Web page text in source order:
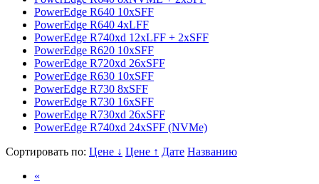
PowerEdge R640 10xSFF
PowerEdge R640 4xLFF
PowerEdge R740xd 12xLFF + 2xSFF
PowerEdge R620 10xSFF
PowerEdge R720xd 26xSFF
PowerEdge R630 10xSFF
PowerEdge R730 8xSFF
PowerEdge R730 16xSFF
PowerEdge R730xd 26xSFF
PowerEdge R740xd 24xSFF (NVMe)
Сортировать по: Цене ↓ Цене ↑ Дате Названию
«